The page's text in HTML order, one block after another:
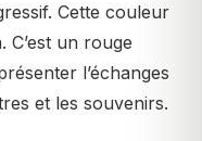
Cette couleur
un rouge
l’échanges
et les souvenirs.